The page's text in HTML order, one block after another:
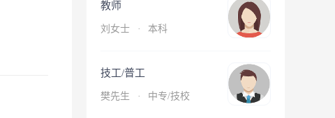
教师
刘女士 · 本科
技工/普工
樊先生 · 中专/技校